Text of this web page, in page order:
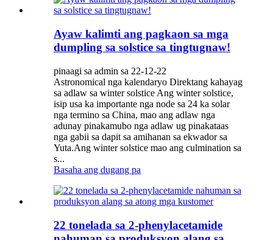
Ayaw kalimti ang pagkaon sa mga
dumpling sa solstice sa tingtugnaw!
pinaagi sa admin sa 22-12-22
Astronomical nga kalendaryo Direktang kahayag
sa adlaw sa winter solstice Ang winter solstice,
isip usa ka importante nga node sa 24 ka solar
nga termino sa China, mao ang adlaw nga
adunay pinakamubo nga adlaw ug pinakataas
nga gabii sa dapit sa amihanan sa ekwador sa
Yuta.Ang winter solstice mao ang culmination sa
s...
Basaha ang dugang pa
22 tonelada sa 2-phenylacetamide